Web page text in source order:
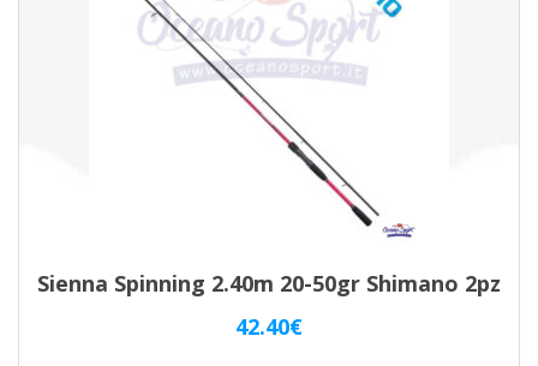
Sienna Spinning 2.40m 20-50gr Shimano 2pz
42.40€